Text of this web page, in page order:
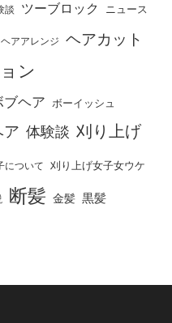
談 ツーブロック ニュース
ヘアアレンジ ヘアカット
ン
ブヘア ボーイッシュ
ア 体験談 刈り上げ
について 刈り上げ女子女ウケ
断髪 金髪 黒髪